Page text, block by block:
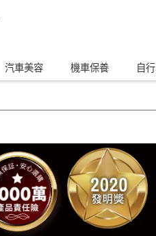
汽車美容 機車保養 自